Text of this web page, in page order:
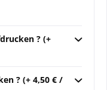
? (+
? (+ 4,50 € /